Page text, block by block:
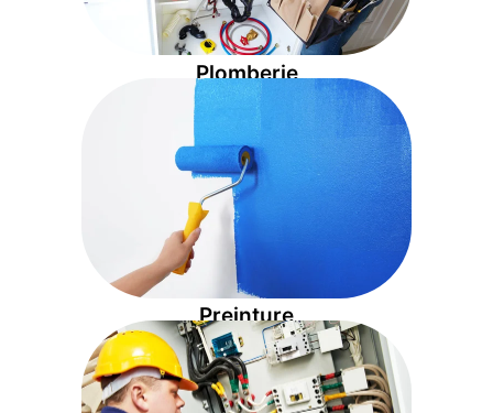
Plomberie
Preinture
Pour des travaux parfaitement réalisés,
faites confiance à une entreprise de
peinture à la pointe de la technologie